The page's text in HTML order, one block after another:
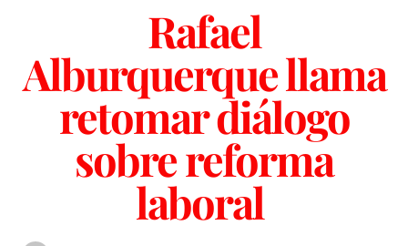
Rafael
Alburquerque llama
retomar diálogo
sobre reforma
laboral